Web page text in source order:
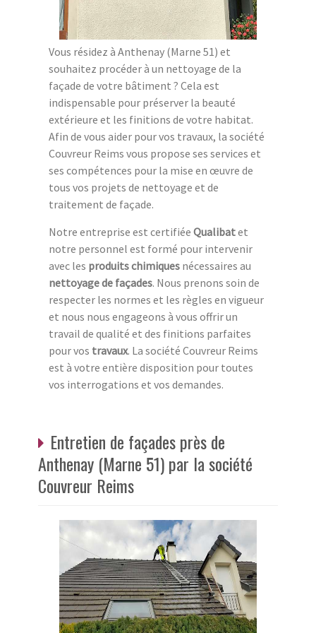
Vous résidez à Anthenay (Marne 51) et
souhaitez procéder à un nettoyage de la
façade de votre bâtiment ? Cela est
indispensable pour préserver la beauté
extérieure et les finitions de votre habitat.
Afin de vous aider pour vos travaux, la société
Couvreur Reims vous propose ses services et
ses compétences pour la mise en œuvre de
tous vos projets de nettoyage et de
traitement de façade.
Notre entreprise est certifiée Qualibatet
notre personnel est formé pour intervenir
avec les produits chimiques nécessaires au
nettoyage de façades. Nous prenons soin de
respecter les normes et les règles en vigueur
et nous nous engageons à vous offrir un
travail de qualité et des finitions parfaites
pour vos travaux. La société Couvreur Reims
est à votre entière disposition pour toutes
vos interrogations et vos demandes.
Entretien de façades près de
Anthenay (Marne 51) par la société
Couvreur Reims